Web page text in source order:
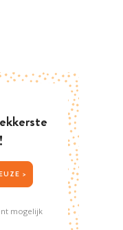
JOUW NIEUWSBRIEFKEUZE >
mogelijk